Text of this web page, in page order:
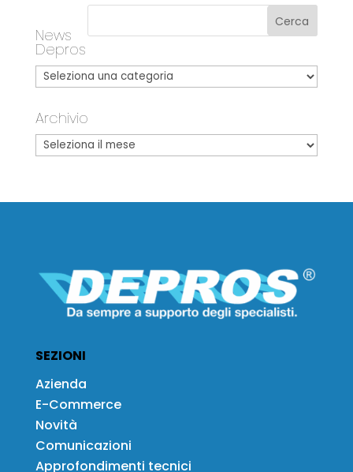
News
Depros
Archivio
SEZIONI
Azienda
E-Commerce
Novità
Comunicazioni
Approfondimenti tecnici